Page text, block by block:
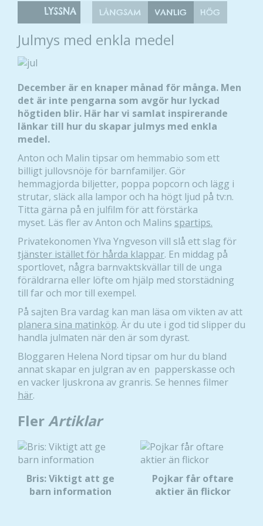
LYSSNA LÅNGSAM VANLIG HÖG
Julmys med enkla medel
December är en knaper månad för många. Men
det är inte pengarna som avgör hur lyckad
högtiden blir. Här har vi samlat inspirerande
länkar till hur du skapar julmys med enkla
medel.
Anton och Malin tipsar om hemmabio som ett
billigt jullovsnöje för barnfamiljer. Gör
hemmagjorda biljetter, poppa popcorn och lägg i
strutar, släck alla lampor och ha högt ljud på tv:n.
Titta gärna på en julfilm för att förstärka
myset. Läs fler av Anton och Malins spartips.
Privatekonomen Ylva Yngveson vill slå ett slag för
tjänster istället för hårda klappar. En middag på
sportlovet, några barnvaktskvällar till de unga
föräldrarna eller löfte om hjälp med storstädning
till far och mor till exempel.
På sajten Bra vardag kan man läsa om vikten av att
planera sina matinköp. Är du ute i god tid slipper du
handla julmaten när den är som dyrast.
Bloggaren Helena Nord tipsar om hur du bland
annat skapar en julgran av en papperskasse och
en vacker ljuskrona av granris. Se hennes filmer
här.
FlerArtiklar
Bris: Viktigt att ge
barn information
Pojkar får oftare
aktier än flickor